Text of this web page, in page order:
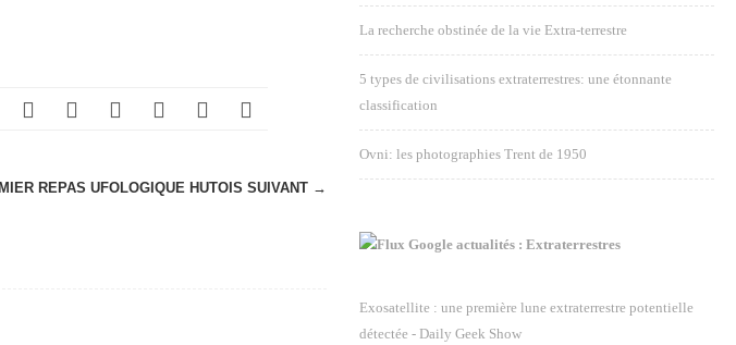
REPAS UFOLOGIQUE HUTOIS SUIVANT →
La recherche obstinée de la vie Extra-terrestre
5 types de civilisations extraterrestres: une étonnante
classification
Ovni: les photographies Trent de 1950
Google actualités : Extraterrestres
Exosatellite : une première lune extraterrestre potentielle
détectée - Daily Geek Show